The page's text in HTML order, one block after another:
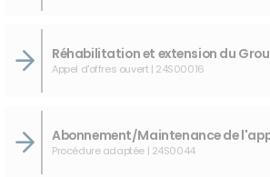
Appel d'offres ouvert | 24S00016
Procédure adaptée | 24S0044